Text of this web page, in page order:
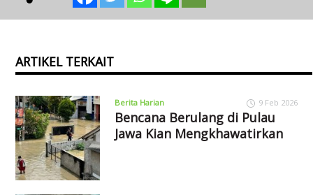
ARTIKEL TERKAIT
Berita Harian 9 Feb 2026
Bencana Berulang di Pulau
Jawa Kian Mengkhawatirkan